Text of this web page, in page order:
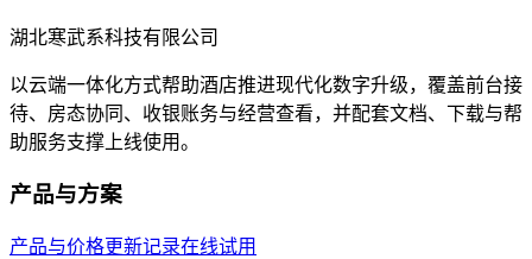
湖北寒武系科技有限公司
以云端一体化方式帮助酒店推进现代化数字升级，覆盖前台接
待、房态协同、收银账务与经营查看，并配套文档、下载与帮
助服务支撑上线使用。
产品与方案
产品与价格更新记录在线试用